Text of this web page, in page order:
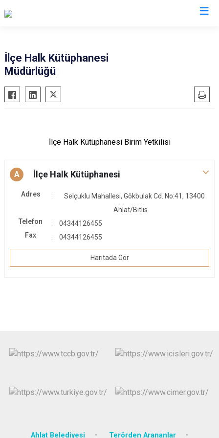
Adilcevaz
Ahlat
İlçe Halk Kütüphanesi
Müdürlüğü
İlçe Halk Kütüphanesi Birim Yetkilisi
A İlçe Halk Kütüphanesi
Adres
Selçuklu Mahallesi, Gökbulak Cd. No:41, 13400
Ahlat/Bitlis
Telefon
04344126455
Fax
04344126455
Haritada Gör
Ahlat Belediyesi Terörden Arananlar